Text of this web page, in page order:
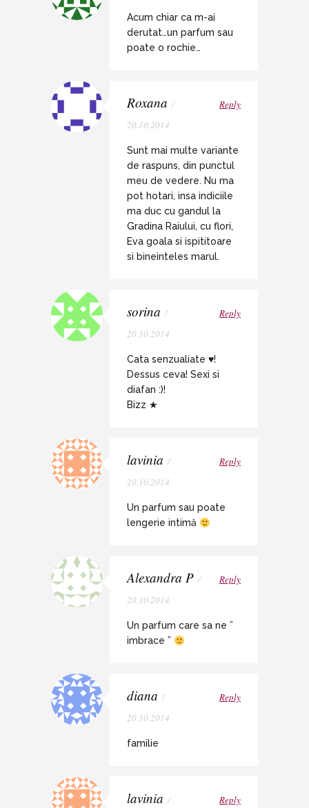
Acum chiar ca m-ai
derutat…un parfum sau
poate o rochie…
Roxana /
20.10.2014
Reply
Sunt mai multe variante
de raspuns, din punctul
meu de vedere. Nu ma
pot hotari, insa indiciile
ma duc cu gandul la
Gradina Raiului, cu flori,
Eva goala si ispititoare
si bineinteles marul.
sorina /
20.10.2014
Reply
Cata senzualiate ♥!
Dessus ceva! Sexi si
diafan :)!
Bizz ★
lavinia /
20.10.2014
Reply
Un parfum sau poate
lengerie intimă
Alexandra P /
20.10.2014
Reply
Un parfum care sa ne ”
imbrace ”
diana /
20.10.2014
Reply
familie
lavinia /
Reply